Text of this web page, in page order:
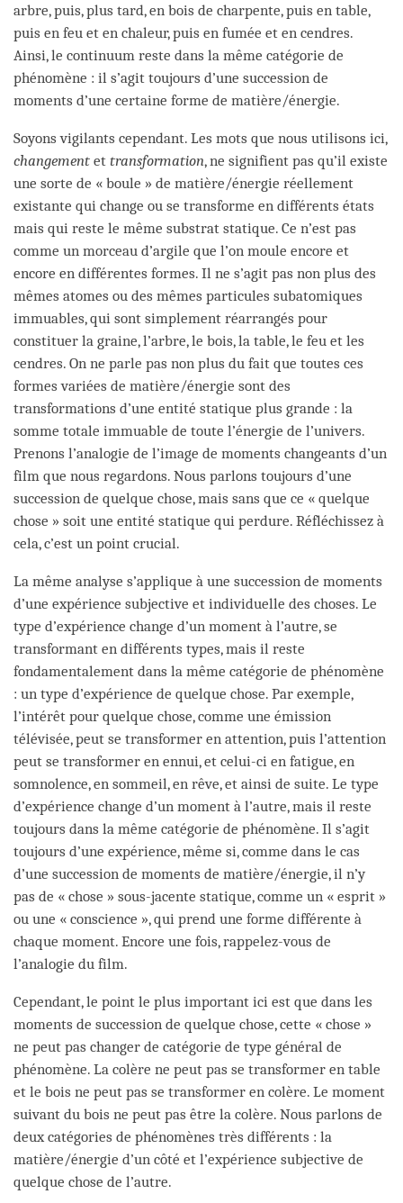
arbre, puis, plus tard, en bois de charpente, puis en table,
puis en feu et en chaleur, puis en fumée et en cendres.
Ainsi, le continuum reste dans la même catégorie de
phénomène : il s’agit toujours d’une succession de
moments d’une certaine forme de matière/énergie.
Soyons vigilants cependant. Les mots que nous utilisons ici,
changement et transformation, ne signifient pas qu’il existe
une sorte de « boule » de matière/énergie réellement
existante qui change ou se transforme en différents états
mais qui reste le même substrat statique. Ce n’est pas
comme un morceau d’argile que l’on moule encore et
encore en différentes formes. Il ne s’agit pas non plus des
mêmes atomes ou des mêmes particules subatomiques
immuables, qui sont simplement réarrangés pour
constituer la graine, l’arbre, le bois, la table, le feu et les
cendres. On ne parle pas non plus du fait que toutes ces
formes variées de matière/énergie sont des
transformations d’une entité statique plus grande : la
somme totale immuable de toute l’énergie de l’univers.
Prenons l’analogie de l’image de moments changeants d’un
film que nous regardons. Nous parlons toujours d’une
succession de quelque chose, mais sans que ce « quelque
chose » soit une entité statique qui perdure. Réfléchissez à
cela, c’est un point crucial.
La même analyse s’applique à une succession de moments
d’une expérience subjective et individuelle des choses. Le
type d’expérience change d’un moment à l’autre, se
transformant en différents types, mais il reste
fondamentalement dans la même catégorie de phénomène
: un type d’expérience de quelque chose. Par exemple,
l’intérêt pour quelque chose, comme une émission
télévisée, peut se transformer en attention, puis l’attention
peut se transformer en ennui, et celui-ci en fatigue, en
somnolence, en sommeil, en rêve, et ainsi de suite. Le type
d’expérience change d’un moment à l’autre, mais il reste
toujours dans la même catégorie de phénomène. Il s’agit
toujours d’une expérience, même si, comme dans le cas
d’une succession de moments de matière/énergie, il n’y
pas de « chose » sous-jacente statique, comme un « esprit »
ou une « conscience », qui prend une forme différente à
chaque moment. Encore une fois, rappelez-vous de
l’analogie du film.
Cependant, le point le plus important ici est que dans les
moments de succession de quelque chose, cette « chose »
ne peut pas changer de catégorie de type général de
phénomène. La colère ne peut pas se transformer en table
et le bois ne peut pas se transformer en colère. Le moment
suivant du bois ne peut pas être la colère. Nous parlons de
deux catégories de phénomènes très différents : la
matière/énergie d’un côté et l’expérience subjective de
quelque chose de l’autre.